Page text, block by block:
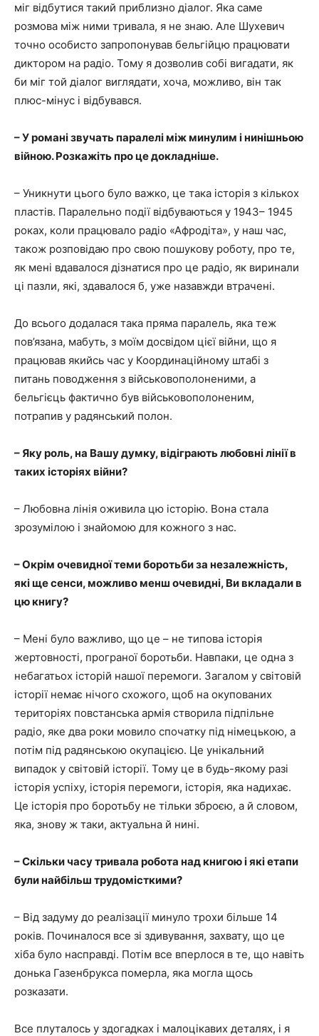
міг відбутися такий приблизно діалог. Яка саме
розмова між ними тривала, я не знаю. Але Шухевич
точно особисто запропонував бельгійцю працювати
диктором на радіо. Тому я дозволив собі вигадати, як
би міг той діалог виглядати, хоча, можливо, він так
плюс-мінус і відбувався.
– У романі звучать паралелі між минулим і нинішньою
війною. Розкажіть про це докладніше.
– Уникнути цього було важко, це така історія з кількох
пластів. Паралельно події відбуваються у 1943– 1945
роках, коли працювало радіо «Афродіта», у наш час,
також розповідаю про свою пошукову роботу, про те,
як мені вдавалося дізнатися про це радіо, як виринали
ці пазли, які, здавалося б, уже назавжди втрачені.
До всього додалася така пряма паралель, яка теж
пов’язана, мабуть, з моїм досвідом цієї війни, що я
працював якийсь час у Координаційному штабі з
питань поводження з військовополоненими, а
бельгієць фактично був військовополоненим,
потрапив у радянський полон.
– Яку роль, на Вашу думку, відіграють любовні лінії в
таких історіях війни?
– Любовна лінія оживила цю історію. Вона стала
зрозумілою і знайомою для кожного з нас.
– Окрім очевидної теми боротьби за незалежність,
які ще сенси, можливо менш очевидні, Ви вкладали в
цю книгу?
– Мені було важливо, що це – не типова історія
жертовності, програної боротьби. Навпаки, це одна з
небагатьох історій нашої перемоги. Загалом у світовій
історії немає нічого схожого, щоб на окупованих
територіях повстанська армія створила підпільне
радіо, яке два роки мовило спочатку під німецькою, а
потім під радянською окупацією. Це унікальний
випадок у світовій історії. Тому це в будь-якому разі
історія успіху, історія перемоги, історія, яка надихає.
Це історія про боротьбу не тільки зброєю, а й словом,
яка, знову ж таки, актуальна й нині.
– Скільки часу тривала робота над книгою і які етапи
були найбільш трудомісткими?
– Від задуму до реалізації минуло трохи більше 14
років. Починалося все зі здивування, захвату, що це
хіба було насправді. Потім все вперлося в те, що навіть
донька Газенбрукса померла, яка могла щось
розказати.
Все плуталось у здогадках і малоцікавих деталях, і я